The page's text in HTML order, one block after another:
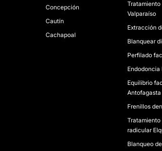
Concepción
Cautín
Cachapoal
Valparaíso
Extracción
Blanquear
Perfilado
Equilibrio
Antofagasta
Frenillos
radicular
Blanqueo